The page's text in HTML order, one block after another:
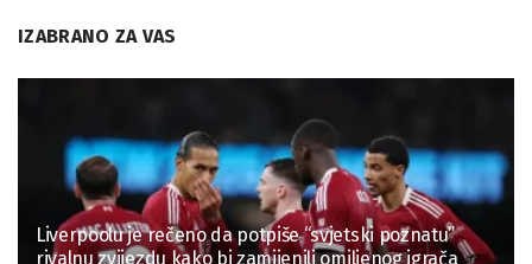
IZABRANO ZA VAS
Liverpoolu je rečeno da potpiše “svjetski poznatu”
rivalnu zvijezdu kako bi zamijenili omiljenog igrača